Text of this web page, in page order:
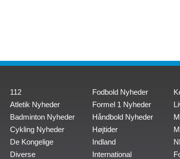
112
Atletik Nyheder
Badminton Nyheder
Cykling Nyheder
De Kongelige
Diverse
Fodbold Nyheder
Formel 1 Nyheder
Håndbold Nyheder
Højtider
Indland
International